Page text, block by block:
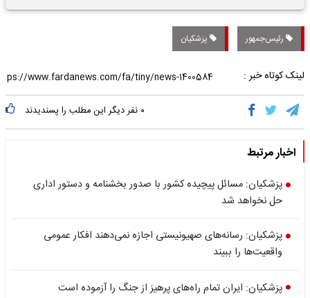
تاریخی واریز خواهد شد؟
رئیس‌جمهور پزشکیان
لینک کوتاه خبر :
۰ نفر دیگر این مطلب را پسندیدند
اخبار مرتبط
پزشکیان: مسائل پیچیده کشور با صدور بخشنامه و دستور اداری
حل نخواهد شد
پزشکیان: رسانه‌های صهیونیستی اجازه نمی‌دهند افکار عمومی
واقعیت‌ها را ببیند
پزشکیان: ایران تمام راه‌های پرهیز از جنگ را آزموده است